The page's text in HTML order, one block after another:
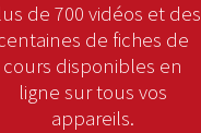
de 700 vidéos et des
de fiches de
cours disponibles en
ligne sur tous vos
appareils.